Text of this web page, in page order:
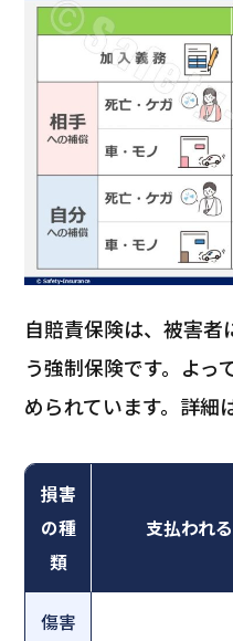
自賠責保険は、被害
う強制保険です。よっ
められています。詳細
損害
の種
類
支払われ
傷害